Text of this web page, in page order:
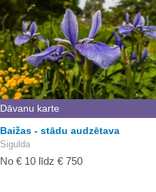
Dāvanu karte
Baižas - stādu audzētava
Sigulda
No € 10 līdz € 750